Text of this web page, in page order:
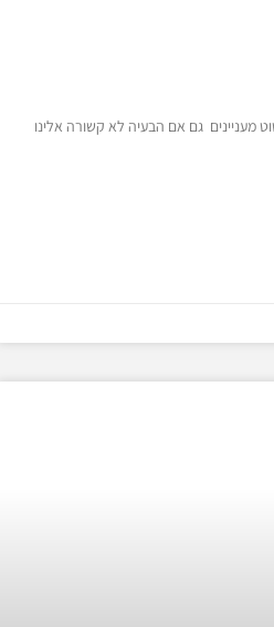
מעניינים גם אם הבעיה לא קשורה אלינו